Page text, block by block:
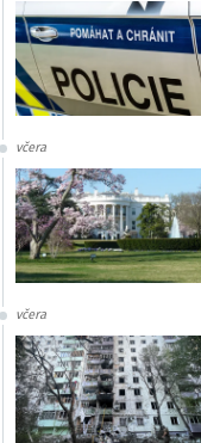
včera
včera